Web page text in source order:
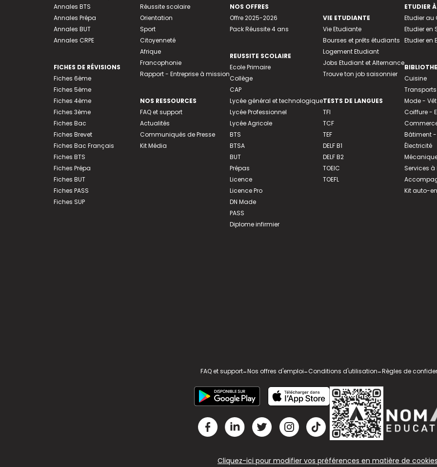
Annales BTS
Annales Prépa
Annales BUT
Annales CRPE
FICHES DE RÉVISIONS
Fiches 6ème
Fiches 5ème
Fiches 4ème
Fiches 3ème
Fiches Bac
Fiches Brevet
Fiches Bac Français
Fiches BTS
Fiches Prépa
Fiches BUT
Fiches PASS
Fiches SUP
Réussite scolaire
Orientation
Sport
Citoyenneté
Afrique
Francophonie
Rapport - Entreprise à mission
NOS RESSOURCES
FAQ et support
Actualités
Communiqués de Presse
Kit Média
NOS OFFRES
Offre 2025-2026
Pack Réussite 4 ans
REUSSITE SCOLAIRE
Ecole Primaire
Collège
CAP
Lycée général et technologique
Lycée Professionnel
Lycée Agricole
BTS
BTSA
BUT
Prépas
Licence
Licence Pro
DN Made
PASS
Diplome infirmier
VIE ETUDIANTE
Vie Etudiante
Bourses et prêts étudiants
Logement Etudiant
Jobs Etudiant et Alternance
Trouve ton job saisonnier
TESTS DE LANGUES
TFI
TCF
TEF
DELF B1
DELF B2
TOEIC
TOEFL
ETUDIER
Etudier
Etudier en
Etudier en
Cuisine
Transports
Mode -
Coiffure -
Bâtiment
Électricité
Services
Kit auto-
FAQ et support-Nos offres d'emploi-Conditions d'utilisation-Règles de
Cliquez-ici pour modifier vos préférences en matière de